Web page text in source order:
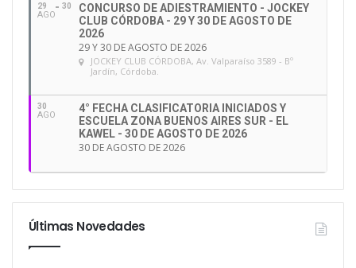
29
AGO
30
CONCURSO DE ADIESTRAMIENTO - JOCKEY
CLUB CÓRDOBA - 29 Y 30 DE AGOSTO DE
2026
29 Y 30 DE AGOSTO DE 2026
JOCKEY CLUB CÓRDOBA, Av. Valparaíso 3589 - Bº
Jardín, Córdoba.
30
AGO
4° FECHA CLASIFICATORIA INICIADOS Y
ESCUELA ZONA BUENOS AIRES SUR - EL
KAWEL - 30 DE AGOSTO DE 2026
30 DE AGOSTO DE 2026
Últimas Novedades